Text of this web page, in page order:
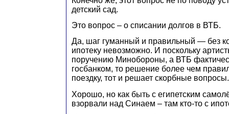
детский сад.
Это вопрос – о списании долгов в ВТБ.
Да, шаг гуманный и правильный — без
ипотеку невозможно. И поскольку
поручению Минобороны, а ВТБ
госбанком, то решение более чем
поездку, тот и решает скорбные вопросы.
Хорошо, но как быть с египетским
взорвали над Синаем – там кто-то с